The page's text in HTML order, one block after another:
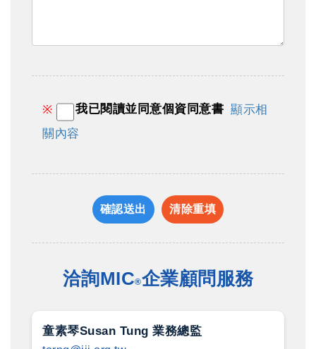
※ 我已閱讀並同意個資同意書 顯示相
關內容
確認送出 清除重填
洽詢MIC®企業顧問服務
童素琴Susan Tung 業務總監